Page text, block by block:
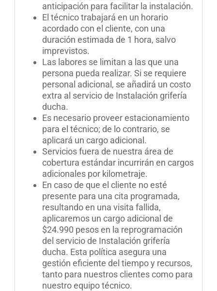
anticipación para facilitar la instalación.
El técnico trabajará en un horario
acordado con el cliente, con una
duración estimada de 1 hora, salvo
imprevistos.
Las labores se limitan a las que una
persona pueda realizar. Si se requiere
personal adicional, se añadirá un costo
extra al servicio de Instalación grifería
ducha.
Es necesario proveer estacionamiento
para el técnico; de lo contrario, se
aplicará un cargo adicional.
Servicios fuera de nuestra área de
cobertura estándar incurrirán en cargos
adicionales por kilometraje.
En caso de que el cliente no esté
presente para una cita programada,
resultando en una visita fallida,
aplicaremos un cargo adicional de
$24.990 pesos en la reprogramación
del servicio de Instalación grifería
ducha. Esta política asegura una
gestión eficiente del tiempo y recursos,
tanto para nuestros clientes como para
nuestro equipo técnico.